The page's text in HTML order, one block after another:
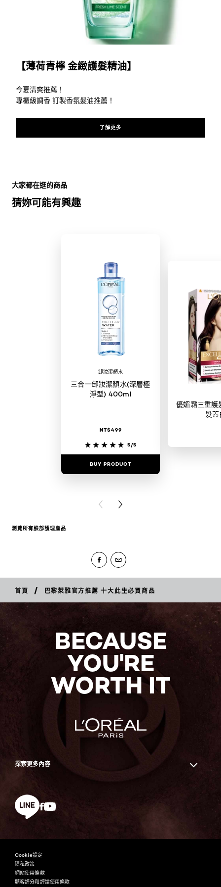
【薄荷青檸 金緻護髮精油】
今夏清爽推薦！
專櫃級調香 訂製香氛髮油推薦！
了解更多
猜妳可能有興趣
大家都在逛的商品
卸妝潔顏水
三合一卸妝潔顏水(深層極
淨型) 400ml
NT$499
5/5
BUY PRODUCT
優媚霜三重護
髮蓋
PREVIOUS CARD
NEXT CARD
瀏覽所有臉部護理產品
首頁 / 巴黎萊雅官方推薦 十大此生必買商品
BECAUSE
YOU'RE
WORTH IT
探索更多內容
Cookie設定
隱私政策
網站使用條款
顧客評分和評論使用條款